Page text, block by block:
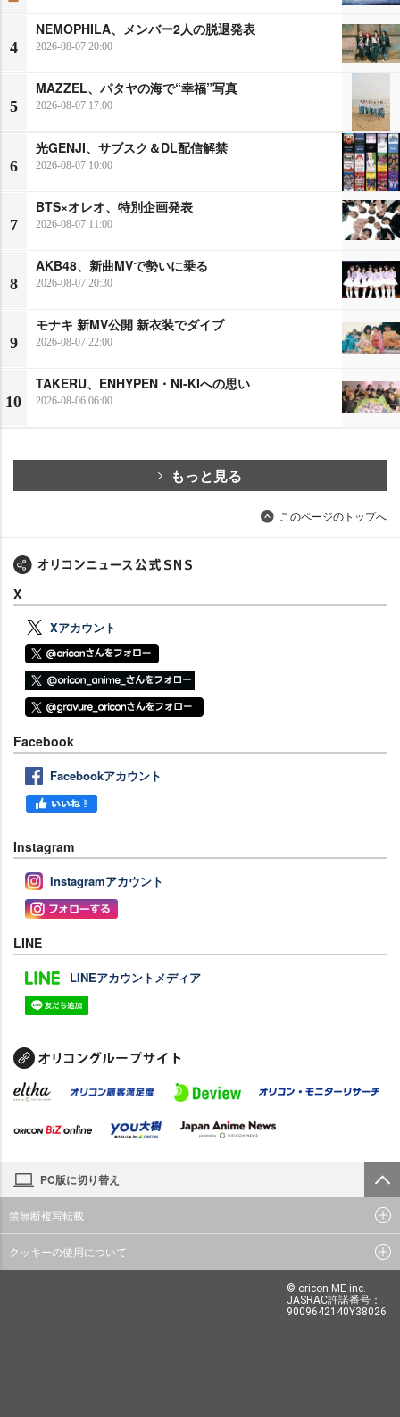
4
NEMOPHILA、メンバー2人の脱退発表
2026-08-07 20:00
5
MAZZEL、パタヤの海で“幸福”写真
2026-08-07 17:00
6
光GENJI、サブスク＆DL配信解禁
2026-08-07 10:00
7
BTS×オレオ、特別企画発表
2026-08-07 11:00
8
AKB48、新曲MVで勢いに乗る
2026-08-07 20:30
9
モナキ 新MV公開 新衣装でダイブ
2026-08-07 22:00
10
TAKERU、ENHYPEN・NI-KIへの思い
2026-08-06 06:00
もっと見る
このページのトップへ
X
Xアカウント
Facebook
Facebookアカウント
Instagram
Instagramアカウント
LINE
LINEアカウントメディア
PC版に切り替え
禁無断複写転載
クッキーの使用について
© oricon ME inc.
JASRAC許諾番号：
9009642140Y38026